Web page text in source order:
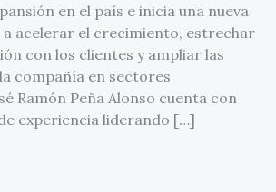
en el país e inicia una nueva
acelerar el crecimiento, estrechar
con los clientes y ampliar las
compañía en sectores
Ramón Peña Alonso cuenta con
experiencia liderando […]